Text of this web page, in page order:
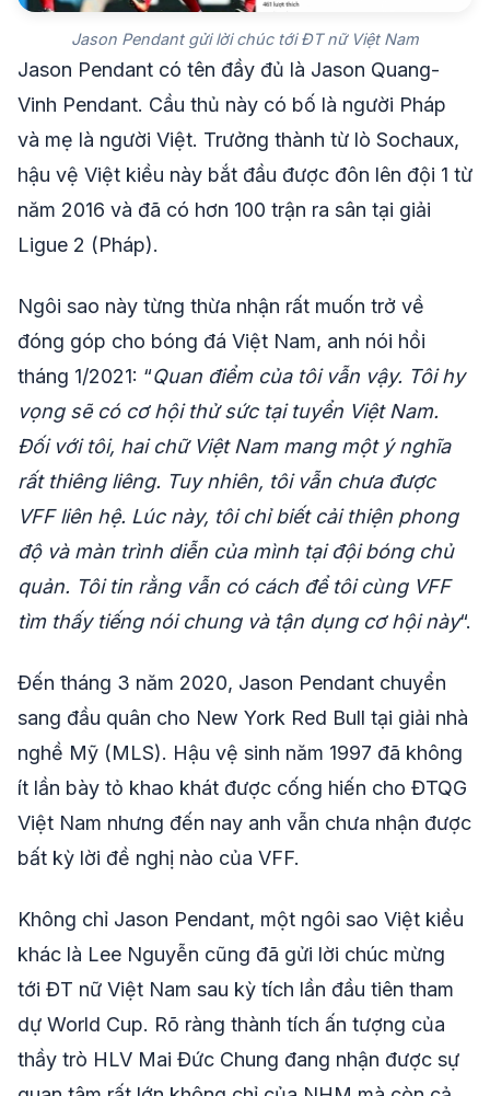
Jason Pendant gửi lời chúc tới ĐT nữ Việt Nam
Jason Pendant có tên đầy đủ là Jason Quang-
Vinh Pendant. Cầu thủ này có bố là người Pháp
và mẹ là người Việt. Trưởng thành từ lò Sochaux,
hậu vệ Việt kiều này bắt đầu được đôn lên đội 1 từ
năm 2016 và đã có hơn 100 trận ra sân tại giải
Ligue 2 (Pháp).
Ngôi sao này từng thừa nhận rất muốn trở về
đóng góp cho bóng đá Việt Nam, anh nói hồi
tháng 1/2021: “Quan điểm của tôi vẫn vậy. Tôi hy
vọng sẽ có cơ hội thử sức tại tuyển Việt Nam.
Đối với tôi, hai chữ Việt Nam mang một ý nghĩa
rất thiêng liêng. Tuy nhiên, tôi vẫn chưa được
VFF liên hệ. Lúc này, tôi chỉ biết cải thiện phong
độ và màn trình diễn của mình tại đội bóng chủ
quản. Tôi tin rằng vẫn có cách để tôi cùng VFF
tìm thấy tiếng nói chung và tận dụng cơ hội này“.
Đến tháng 3 năm 2020, Jason Pendant chuyển
sang đầu quân cho New York Red Bull tại giải nhà
nghề Mỹ (MLS). Hậu vệ sinh năm 1997 đã không
ít lần bày tỏ khao khát được cống hiến cho ĐTQG
Việt Nam nhưng đến nay anh vẫn chưa nhận được
bất kỳ lời đề nghị nào của VFF.
Không chỉ Jason Pendant, một ngôi sao Việt kiều
khác là Lee Nguyễn cũng đã gửi lời chúc mừng
tới ĐT nữ Việt Nam sau kỳ tích lần đầu tiên tham
dự World Cup. Rõ ràng thành tích ấn tượng của
thầy trò HLV Mai Đức Chung đang nhận được sự